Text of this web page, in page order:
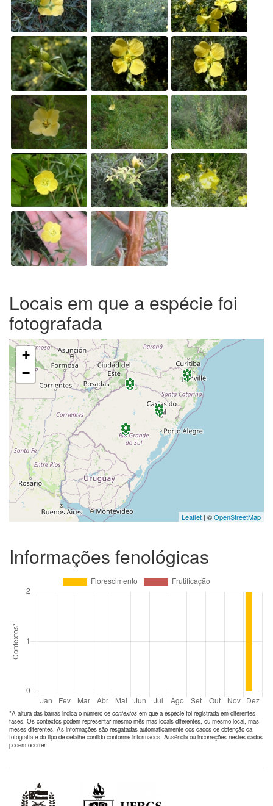
Locais em que a espécie foi
fotografada
+
−
Leaflet | ©OpenStreetMap
Informações fenológicas
*A altura das barras indica o número de contextos em que a espécie foi registrada em diferentes
fases. Os contextos podem representar mesmo mês mas locais diferentes, ou mesmo local, mas
meses diferentes. As informações são resgatadas automaticamente dos dados de obtenção da
fotografia e do tipo de detalhe contido conforme informados. Ausência ou incorreções nestes dados
podem ocorrer.